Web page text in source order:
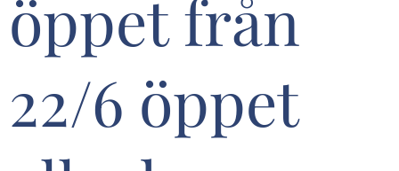
öppet från
22/6 öppet